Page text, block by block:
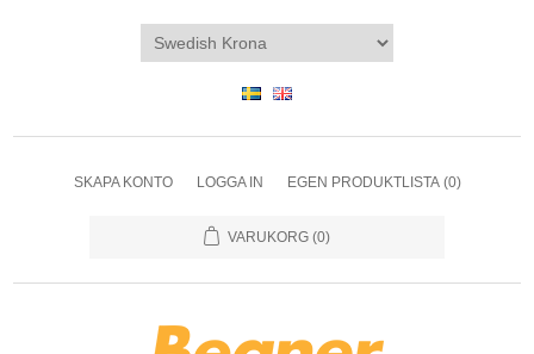
SKAPA KONTO LOGGA IN EGEN PRODUKTLISTA (0)
VARUKORG (0)